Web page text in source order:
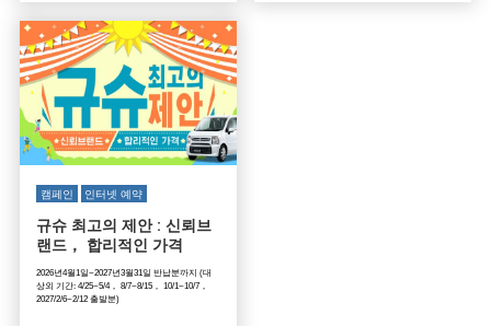
캠페인 인터넷 예약
규슈 최고의 제안 : 신뢰브
랜드， 합리적인 가격
2026년4월1일~2027년3월31일 반납분까지 (대
상외 기간: 4/25~5/4， 8/7~8/15， 10/1~10/7，
2027/2/6~2/12 출발분)